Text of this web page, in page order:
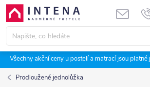
Přejít
obsah
Všechny akční ceny u postelí a matrací jsou
Prodloužené jednolůžka